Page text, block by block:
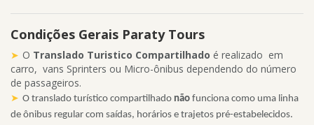
Condições Gerais Paraty Tours
O Translado Turistico Compartilhado é realizado em
carro, vans Sprinters ou Micro-ônibus dependendo do número
de passageiros.
O translado turístico compartilhado não funciona como uma linha
de ônibus regular com saídas, horários e trajetos pré-estabelecidos.